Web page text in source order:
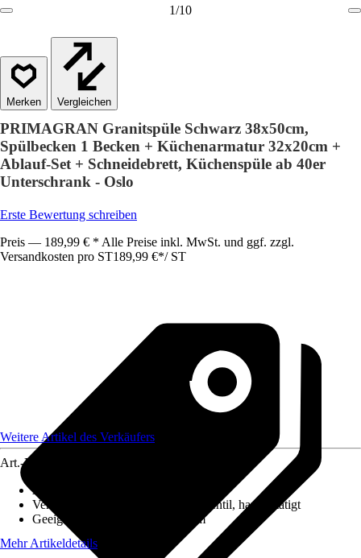
1/10
Vergleichen
PRIMAGRAN Granitspüle Schwarz 38x50cm,
Spülbecken 1 Becken + Küchenarmatur 32x20cm +
Ablauf-Set + Schneidebrett, Küchenspüle ab 40er
Unterschrank - Oslo
Erste Bewertung schreiben
Preis — 189,99 € * Alle Preise inkl. MwSt. und ggf. zzgl.
Versandkosten pro ST189,99 €*/ ST
Weitere Artikel des Verkäufers
Art.-Nr.
Ausführung
Ventilausstattung
3 ½" Körbchenventil, handbetätigt
Geeignet für
Unterschrank 40 cm
Mehr Artikeldetails